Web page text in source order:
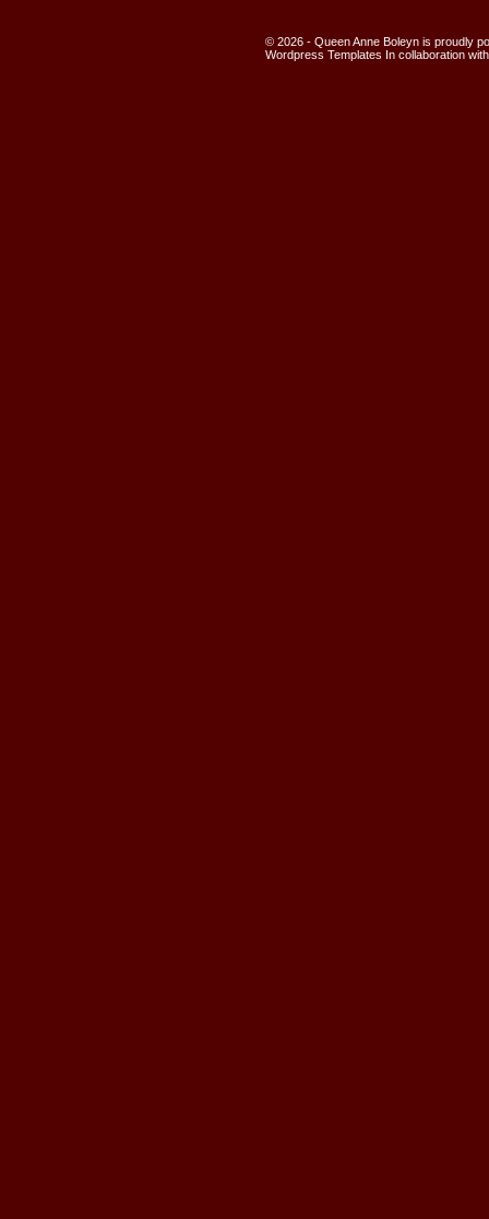
© 2026 - Queen Anne Boleyn is proudly
Wordpress Templates In collaboration